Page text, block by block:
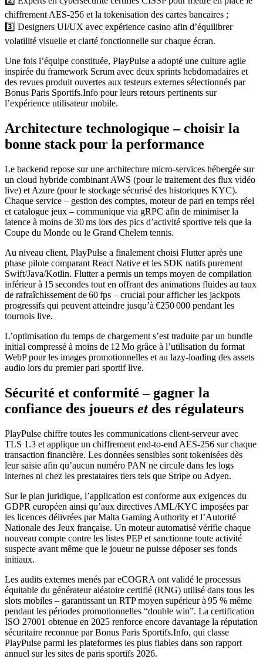
chiffrement AES‑256 et la tokenisation des cartes bancaires ;
3️⃣ Designers UI/UX avec expérience casino afin d’équilibrer
volatilité visuelle et clarté fonctionnelle sur chaque écran.
Une fois l’équipe constituée, PlayPulse a adopté une culture agile
inspirée du framework Scrum avec deux sprints hebdomadaires et
des revues produit ouvertes aux testeurs externes sélectionnés par
Bonus Paris Sportifs.Info pour leurs retours pertinents sur
l’expérience utilisateur mobile.
Architecture technologique – choisir la
bonne stack pour la performance
Le backend repose sur une architecture micro‑services hébergée sur
un cloud hybride combinant AWS (pour le traitement des flux vidéo
live) et Azure (pour le stockage sécurisé des historiques KYC).
Chaque service – gestion des comptes, moteur de pari en temps réel
et catalogue jeux – communique via gRPC afin de minimiser la
latence à moins de 30 ms lors des pics d’activité sportive tels que la
Coupe du Monde ou le Grand Chelem tennis.
Au niveau client, PlayPulse a finalement choisi Flutter après une
phase pilote comparant React Native et les SDK natifs purement
Swift/Java/Kotlin. Flutter a permis un temps moyen de compilation
inférieur à 15 secondes tout en offrant des animations fluides au taux
de rafraîchissement de 60 fps – crucial pour afficher les jackpots
progressifs qui peuvent atteindre jusqu’à €250 000 pendant les
tournois live.
L’optimisation du temps de chargement s’est traduite par un bundle
initial compressé à moins de 12 Mo grâce à l’utilisation du format
WebP pour les images promotionnelles et au lazy‑loading des assets
audio lors du premier pari sportif live.
Sécurité et conformité – gagner la
confiance des joueurs etdes régulateurs
PlayPulse chiffre toutes les communications client‑serveur avec
TLS 1.3 et applique un chiffrement end‑to‑end AES‑256 sur chaque
transaction financière. Les données sensibles sont tokenisées dès
leur saisie afin qu’aucun numéro PAN ne circule dans les logs
internes ni chez les prestataires tiers tels que Stripe ou Adyen.
Sur le plan juridique, l’application est conforme aux exigences du
GDPR européen ainsi qu’aux directives AML/KYC imposées par
les licences délivrées par Malta Gaming Authority et l’Autorité
Nationale des Jeux française. Un moteur automatisé vérifie chaque
nouveau compte contre les listes PEP et sanctionne toute activité
suspecte avant même que le joueur ne puisse déposer ses fonds
initiaux.
Les audits externes menés par eCOGRA ont validé le processus
équitable du générateur aléatoire certifié (RNG) utilisé dans tous les
slots mobiles – garantissant un RTP moyen supérieur à 95 % même
pendant les périodes promotionnelles “double win”. La certification
ISO 27001 obtenue en 2025 renforce encore davantage la réputation
sécuritaire reconnue par Bonus Paris Sportifs.Info, qui classe
PlayPulse parmi les plateformes les plus fiables dans son rapport
annuel sur les sites de paris sportifs 2026.